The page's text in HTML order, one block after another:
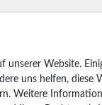
unserer Website.
uns helfen, diese
Weitere